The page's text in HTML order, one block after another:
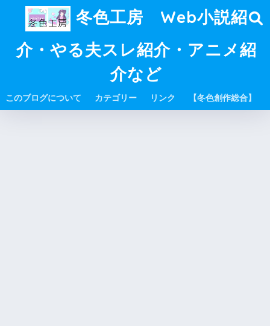
冬色工房 Web小説紹
介・やる夫スレ紹介・アニメ紹
介など
このブログについて カテゴリー リンク 【冬色創作総合】